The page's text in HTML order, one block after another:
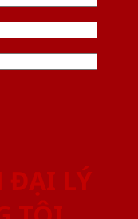
ĐẠI LÝ